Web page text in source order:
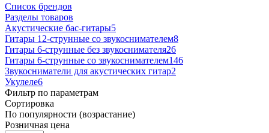
Список брендов
Разделы товаров
Акустические бас-гитары5
Гитары 12-струнные со звукоснимателем8
Гитары 6-струнные без звукоснимателя26
Гитары 6-струнные со звукоснимателем146
Звукосниматели для акустических гитар2
Укулеле6
Фильтр по параметрам
Сортировка
По популярности (возрастание)
Розничная цена